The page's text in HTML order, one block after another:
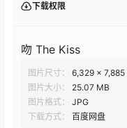
下载权限
吻 The Kiss
图片尺寸：
6,329 × 7,885
图片大小：
25.07 MB
图片格式：
JPG
下载方式：
百度网盘